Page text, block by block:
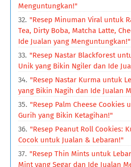
Menguntungkan!"
"Resep Minuman Viral untuk
Tea, Dirty Boba, Matcha Latte,
Ide Jualan yang Menguntungkan!"
"Resep Nastar Blackforest
Unik yang Bikin Ngiler dan Ide
"Resep Nastar Kurma untuk
yang Bikin Nagih dan Ide Jualan
"Resep Palm Cheese Cookies
Gurih yang Bikin Ketagihan!"
"Resep Peanut Roll Cookies:
Cocok untuk Jualan & Lebaran!"
"Resep Thin Mints untuk
Mint yang Segar dan Ide Jualan